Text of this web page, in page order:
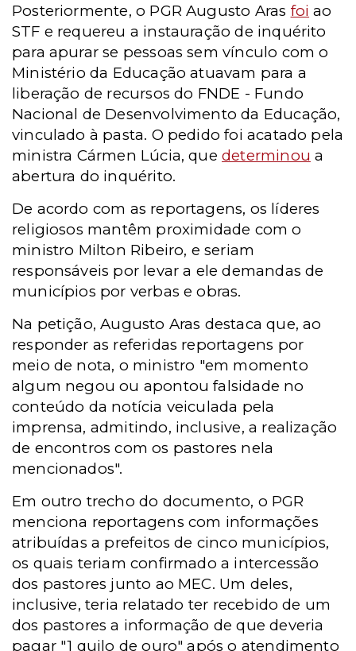
Posteriormente, o PGR Augusto Aras foi ao
STF e requereu a instauração de inquérito
para apurar se pessoas sem vínculo com o
Ministério da Educação atuavam para a
liberação de recursos do FNDE - Fundo
Nacional de Desenvolvimento da Educação,
vinculado à pasta. O pedido foi acatado pela
ministra Cármen Lúcia, quedeterminou a
abertura do inquérito.
De acordo com as reportagens, os líderes
religiosos mantêm proximidade com o
ministro Milton Ribeiro, e seriam
responsáveis por levar a ele demandas de
municípios por verbas e obras.
Na petição, Augusto Aras destaca que, ao
responder as referidas reportagens por
meio de nota, o ministro "em momento
algum negou ou apontou falsidade no
conteúdo da notícia veiculada pela
imprensa, admitindo, inclusive, a realização
de encontros com os pastores nela
mencionados".
Em outro trecho do documento, o PGR
menciona reportagens com informações
atribuídas a prefeitos de cinco municípios,
os quais teriam confirmado a intercessão
dos pastores junto ao MEC. Um deles,
inclusive, teria relatado ter recebido de um
dos pastores a informação de que deveria
pagar "1 quilo de ouro" após o atendimento